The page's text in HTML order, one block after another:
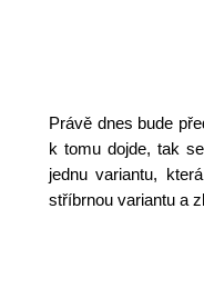
Právě dnes bude
k tomu dojde, tak
jednu variantu,
stříbrnou variantu a